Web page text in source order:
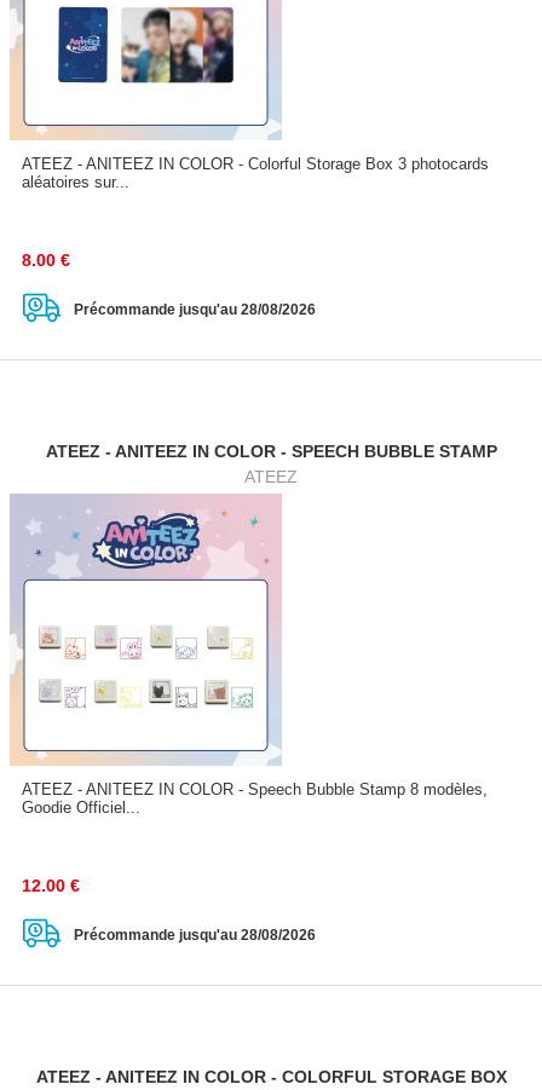
ATEEZ - ANITEEZ IN COLOR - Colorful Storage Box 3 photocards
aléatoires sur...
8.00 €
Précommande jusqu'au 28/08/2026
ATEEZ - ANITEEZ IN COLOR - SPEECH BUBBLE STAMP
ATEEZ
ATEEZ - ANITEEZ IN COLOR - Speech Bubble Stamp 8 modèles,
Goodie Officiel...
12.00 €
Précommande jusqu'au 28/08/2026
ATEEZ - ANITEEZ IN COLOR - COLORFUL STORAGE BOX